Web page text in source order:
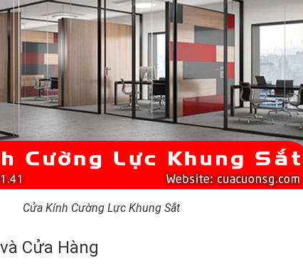
Cửa Kính Cường Lực Khung Sắt
Cửa Hàng